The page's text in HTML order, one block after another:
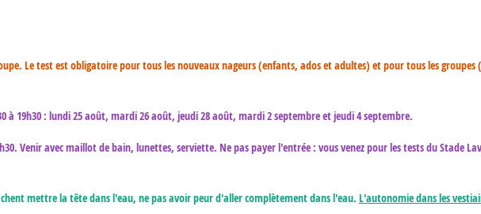
Le test est obligatoire pour tous les nouveaux nageurs (enfants, ados et adultes) et pour tous les groupes
à 19h30 : lundi 25 août, mardi 26 août, jeudi 28 août, mardi 2 septembre et jeudi 4 septembre.
Venir avec maillot de bain, lunettes, serviette. Ne pas payer l'entrée : vous venez pour les tests du Stade
mettre la tête dans l'eau, ne pas avoir peur d'aller complètement dans l'eau. L'autonomie dans les